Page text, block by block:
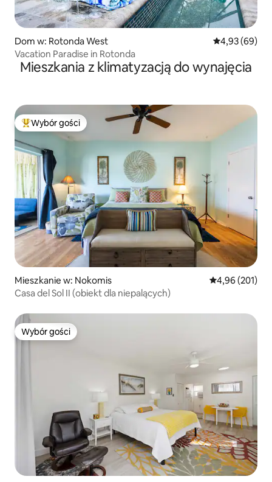
Dom w: Rotonda West Średnia
4,93 (69)
Vacation Paradise in Rotonda
Mieszkania z klimatyzacją do wynajęcia
Najpopularniejsze z kategorii Wybór gości
Wybór gości
Mieszkanie w: Nokomis Średnia
4,96 (201)
Casa del Sol II (obiekt dla niepalących)
Wybór gości
Wybór gości